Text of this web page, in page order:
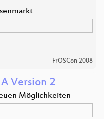
FrOSCon 2008
Version 2
Möglichkeiten